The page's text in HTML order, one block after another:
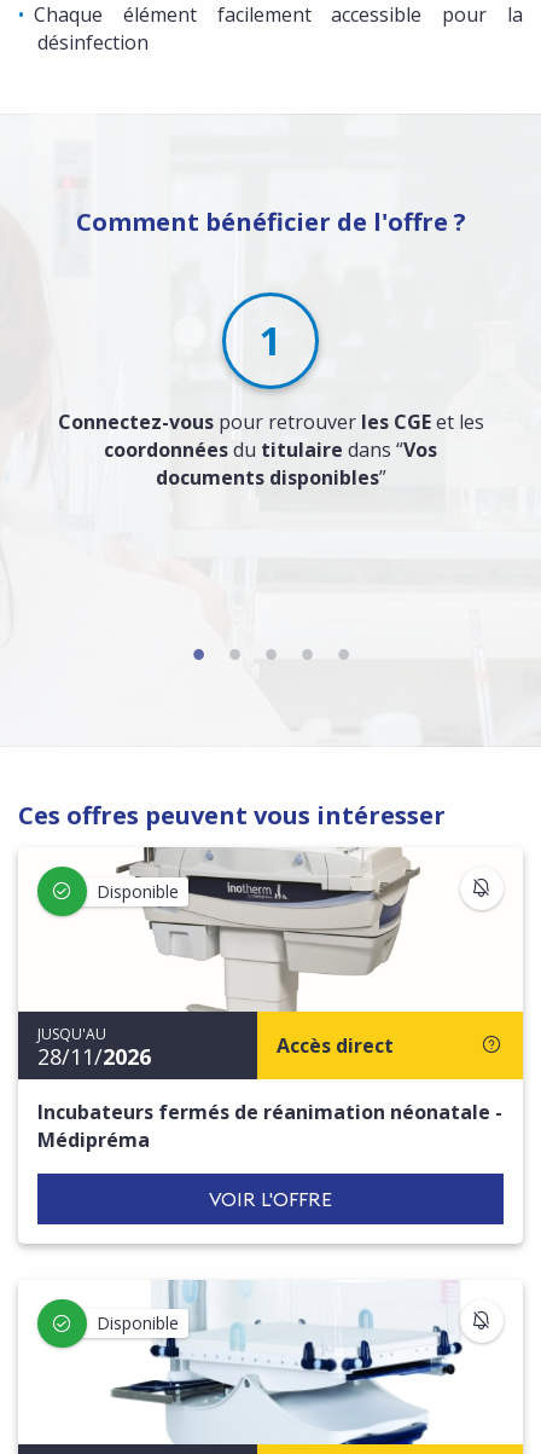
Chaque élément facilement accessible pour la
désinfection
Comment bénéficier de l'offre ?
1
Connectez-vouspour retrouver les CGEet les
coordonnéesdu titulaire dans “Vos
documents disponibles”
Ces offres peuvent vous intéresser
Disponible
JUSQU'AU
28/11/2026 Accès direct
Incubateurs fermés de réanimation néonatale -
Médipréma
VOIR L'OFFRE
Disponible